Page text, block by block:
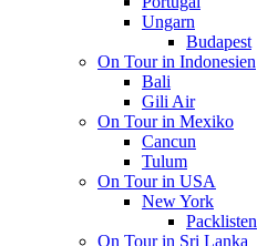
Ungarn
Budapest
On Tour in Indonesien
Bali
Gili Air
On Tour in Mexiko
Cancun
Tulum
On Tour in USA
New York
Packlisten
On Tour in Sri Lanka